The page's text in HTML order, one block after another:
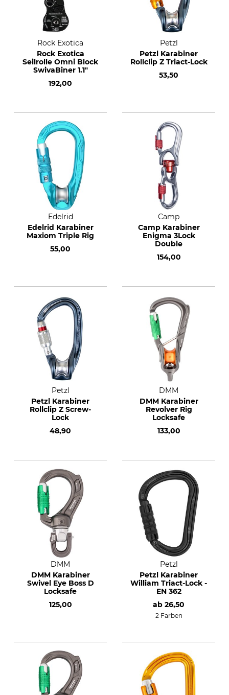
Rock Exotica
Rock Exotica
Seilrolle Omni Block
SwivaBiner 1.1"
192,00
Petzl
Petzl Karabiner
Rollclip Z Triact-Lock
53,50
Edelrid
Edelrid Karabiner
Maxiom Triple Rig
55,00
Camp
Camp Karabiner
Enigma 3Lock
Double
154,00
Petzl
Petzl Karabiner
Rollclip Z Screw-
Lock
48,90
DMM
DMM Karabiner
Revolver Rig
Locksafe
133,00
DMM
DMM Karabiner
Swivel Eye Boss D
Locksafe
125,00
Petzl
Petzl Karabiner
William Triact-Lock -
EN 362
ab 26,50
2 Farben